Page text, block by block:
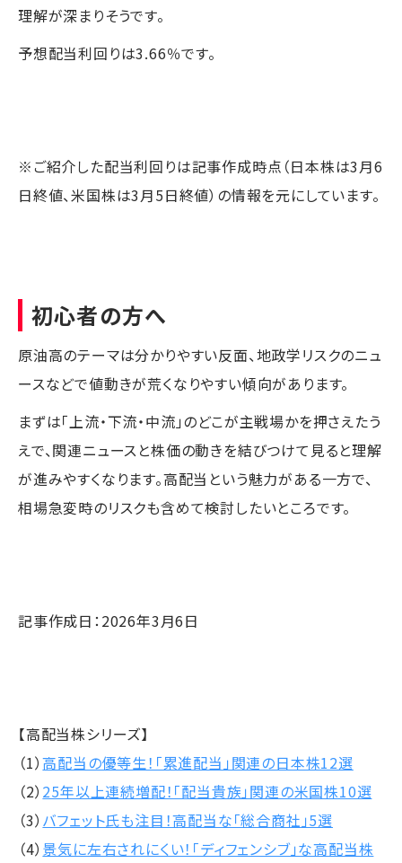
理解が深まりそうです。
予想配当利回りは3.66％です。
※ご紹介した配当利回りは記事作成時点（日本株は3月6
日終値、米国株は3月5日終値）の情報を元にしています。
初心者の方へ
原油高のテーマは分かりやすい反面、地政学リスクのニュ
ースなどで値動きが荒くなりやすい傾向があります。
まずは「上流・下流・中流」のどこが主戦場かを押さえたう
えで、関連ニュースと株価の動きを結びつけて見ると理解
が進みやすくなります。高配当という魅力がある一方で、
相場急変時のリスクも含めて検討したいところです。
記事作成日：2026年3月6日
【高配当株シリーズ】
（1）高配当の優等生！「累進配当」関連の日本株12選
（2） 25年以上連続増配！「配当貴族」関連の米国株10選
（3） バフェット氏も注目！高配当な「総合商社」5選
（4） 景気に左右されにくい！「ディフェンシブ」な高配当株